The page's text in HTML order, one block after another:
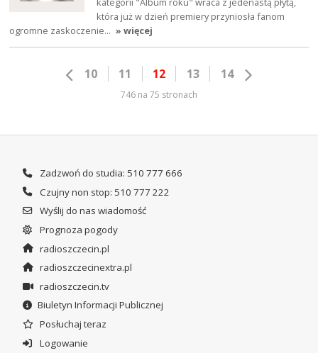
która już w dzień premiery przyniosła fanom
ogromne zaskoczenie… » więcej
10 11 12 13 14
746 na 75 stronach
Zadzwoń do studia: 510 777 666
Czujny non stop: 510 777 222
Wyślij do nas wiadomość
Prognoza pogody
radioszczecin.pl
radioszczecinextra.pl
radioszczecin.tv
Biuletyn Informacji Publicznej
Posłuchaj teraz
Logowanie